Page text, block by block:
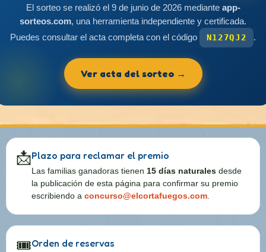
El sorteo se realizó el 9 de junio de 2026 mediante app-
sorteos.com, una herramienta independiente y certificada.
Puedes consultar el acta completa con el código
N127QJ2 .
Ver acta del sorteo →
📩Plazo para reclamar el premio
Las familias ganadoras tienen 15 días naturales desde
la publicación de esta página para confirmar su premio
escribiendo a concurso@elcortafuegos.com
🎟️Orden de reservas